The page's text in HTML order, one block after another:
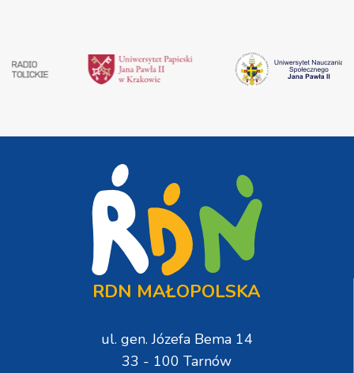
RDN MAŁOPOLSKA
ul. gen. Józefa Bema 14
33 - 100 Tarnów